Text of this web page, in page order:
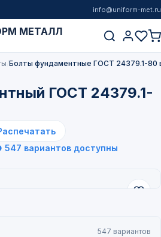
info@uniform-met.ru
Болты фундаментные ГОСТ 24379.1-80
ГОСТ 24379.1-
547 вариантов доступны
547 вариантов